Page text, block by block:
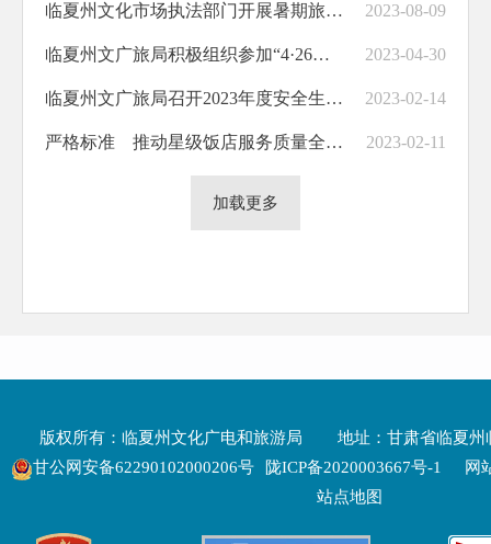
临夏州文化市场执法部门开展暑期旅游市场秩序专项检查 2023-08-09
临夏州文广旅局积极组织参加“4·26国际知识产权日”集中宣传活动 2023-04-30
临夏州文广旅局召开2023年度安全生产工作会议 2023-02-14
严格标准 推动星级饭店服务质量全面提升 2023-02-11
加载更多
版权所有：临夏州文化广电和旅游局
地址：甘肃省临夏州
甘公网安备62290102000206号
陇ICP备2020003667号-1
网
站点地图